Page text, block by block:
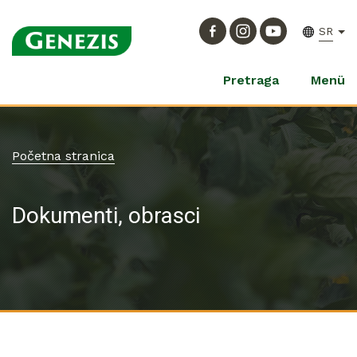
SR
Pretraga Menü
Početna stranica
Dokumenti, obrasci